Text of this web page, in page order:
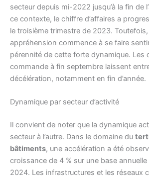
secteur depuis mi-2022 jusqu’à la fin de
ce contexte, le chiffre d’affaires a
le troisième trimestre de 2023.
appréhension commence à se faire
pérennité de cette forte dynamique. Les
commande à fin septembre laissent
décélération, notamment en fin d’année.
Dynamique par secteur d’activité
Il convient de noter que la dynamique
secteur à l’autre. Dans le domaine du
bâtiments, une accélération a été
croissance de 4 % sur une base
2024. Les infrastructures et les réseaux